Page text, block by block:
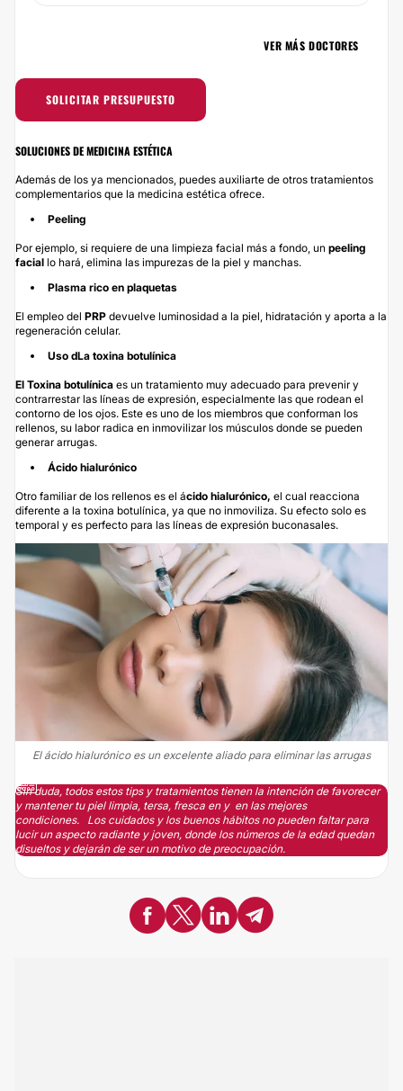
VER MÁS DOCTORES
SOLICITAR PRESUPUESTO
SOLUCIONES DE MEDICINA ESTÉTICA
Además de los ya mencionados, puedes auxiliarte de otros tratamientos
complementarios que la medicina estética ofrece.
Peeling
Por ejemplo, si requiere de una limpieza facial más a fondo, un peeling
facial lo hará, elimina las impurezas de la piel y manchas.
Plasma rico en plaquetas
El empleo del PRP devuelve luminosidad a la piel, hidratación y aporta a la
regeneración celular.
Uso dLa toxina botulínica
El Toxina botulínica es un tratamiento muy adecuado para prevenir y
contrarrestar las líneas de expresión, especialmente las que rodean el
contorno de los ojos. Este es uno de los miembros que conforman los
rellenos, su labor radica en inmovilizar los músculos donde se pueden
generar arrugas.
Ácido hialurónico
Otro familiar de los rellenos es el ácido hialurónico, el cual reacciona
diferente a la toxina botulínica, ya que no inmoviliza. Su efecto solo es
temporal y es perfecto para las líneas de expresión buconasales.
El ácido hialurónico es un excelente aliado para eliminar las arrugas
Sin duda, todos estos tips y tratamientos tienen la intención de favorecer
y mantener tu piel limpia, tersa, fresca en y en las mejores
condiciones. Los cuidados y los buenos hábitos no pueden faltar para
lucir un aspecto radiante y joven, donde los números de la edad quedan
disueltos y dejarán de ser un motivo de preocupación.